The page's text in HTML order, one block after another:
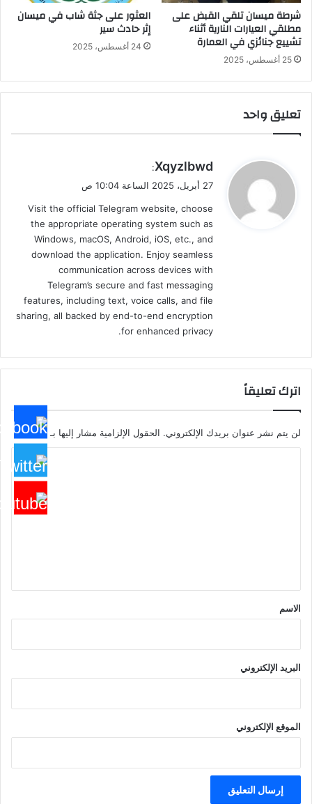
شرطة ميسان تلقي القبض على
مطلقي العيارات النارية أثناء
تشييع جنائزي في العمارة
25 أغسطس، 2025
العثور على جثة شاب في ميسان
إثر حادث سير
24 أغسطس، 2025
تعليق واحد
ي
ق
ل
Xqyzlbwd
:
27 أبريل، 2025 الساعة 10:04 ص
Visit the official Telegram website, choose
the appropriate operating system such as
Windows, macOS, Android, iOS, etc., and
download the application. Enjoy seamless
communication across devices with
Telegram’s secure and fast messaging
features, including text, voice calls, and file
sharing, all backed by end-to-end encryption
for enhanced privacy.
اترك تعليقاً
لن يتم نشر عنوان بريدك الإلكتروني. الحقول الإلزامية مشار إليها بـ*
*
الاسم
البريد الإلكتروني
الموقع الإلكتروني